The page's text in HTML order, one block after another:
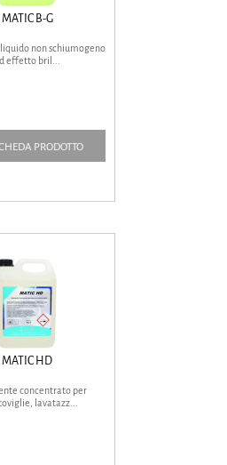
MATIC B-G
non schiumogeno
effetto bril...
PRODOTTO
MATIC HD
concentrato per
lavatazz...